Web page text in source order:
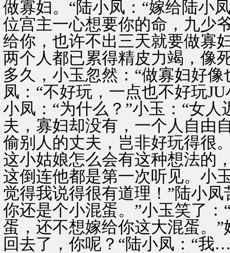
做寡妇。“陆小凤：“嫁给陆小
位宫主一心想要你的命，九少
给你，也许不出三天就要做寡
两个人都已累得精皮力竭，像
多久，小玉忽然：“做寡妇好
凤：“不好玩，一点也不好玩
小凤：“为什么？”小玉：“女
夫，寡妇却没有，一个人自由
偷别人的丈夫，岂非好玩得很
这小姑娘怎么会有这种想法的
这倒连他都是第一次听见。小
觉得我说得很有道理！”陆小
你还是个小混蛋。”小玉笑了
蛋，还不想嫁给你这大混蛋。
回去了，你呢？“陆小凤：“